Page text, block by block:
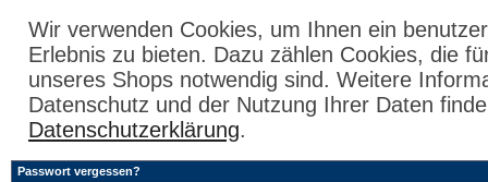
Wir verwenden Cookies, um Ihnen ein
Erlebnis zu bieten. Dazu zählen Cookies, die
unseres Shops notwendig sind. Weitere
Datenschutz und der Nutzung Ihrer Daten
Datenschutzerklärung.
Passwort vergessen?